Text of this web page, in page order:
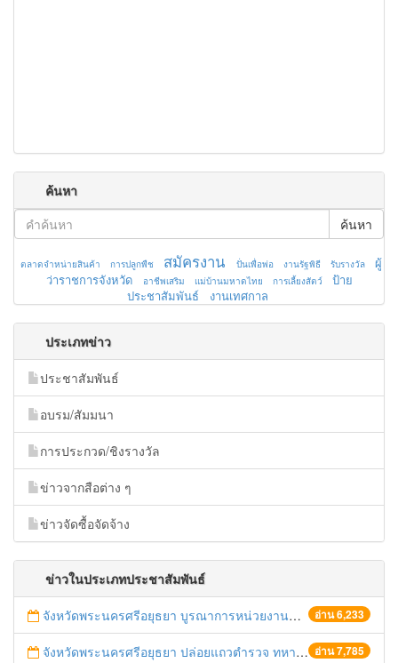
ค้นหา
ค้นหา
ตลาดจำหน่ายสินค้า การปลูกพืช สมัครงาน ปั่นเพื่อพ่อ งานรัฐพิธี รับรางวัล
ผู้
ว่าราชการจังหวัด
อาชีพเสริม แม่บ้านมหาดไทย การเลี้ยงสัตว์
ป้าย
ประชาสัมพันธ์
งานเทศกาล
ประเภทข่าว
ประชาสัมพันธ์
อบรม/สัมมนา
การประกวด/ชิงรางวัล
ข่าวจากสือต่าง ๆ
ข่าวจัดซื้อจัดจ้าง
ข่าวในประเภทประชาสัมพันธ์
อ่าน 6,233
จังหวัดพระนครศรีอยุธยา บูรณาการหน่วยงานที่เกี่ยวข้อง ลงพื้นที่จัดระเบียบและดำเนินมาตรการตามบทลงโทษสูงสุดกับผู้ประกอบการร้านค้าที่ยังฝ่าฝืนตั้งร้านค้ารุกล้ำเขตพื้นที่ทางหลวง เตรียมความปลอดภัยก่อนเทศกาลสงกรานต์
อ่าน 7,785
จังหวัดพระนครศรีอยุธยา ปล่อยแถวตำรวจ ทหาร ฝ่ายปกครอง กว่า 100 นาย ตรวจเข้มท่ารถสาธารณะ สถานีขนส่งรถโดยสาร วินรถตู้ และสถานีรถไฟ เตรียมรับมือเทศกาลสงกรานต์